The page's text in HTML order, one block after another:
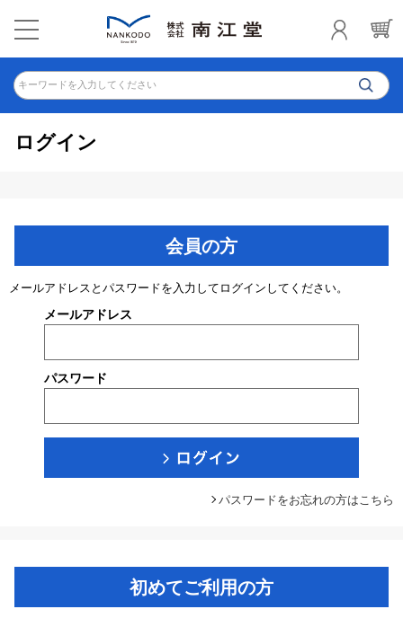
キーワードを入力してください
ログイン
会員の方
メールアドレスとパスワードを入力してログインしてください。
メールアドレス
パスワード
パスワードをお忘れの方はこちら
初めてご利用の方